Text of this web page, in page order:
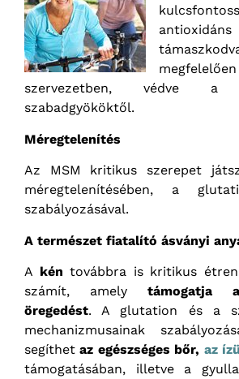
szervezetben, védve
szabadgyököktől.
Méregtelenítés
Az MSM kritikus szerepet
méregtelenítésében, a
szabályozásával.
A természet fiatalító ásványi
A kén továbbra is kritikus
számít, amely támogatja
öregedést. A glutation és a
mechanizmusainak
segíthetaz egészséges bőr, az
támogatásában, illetve a